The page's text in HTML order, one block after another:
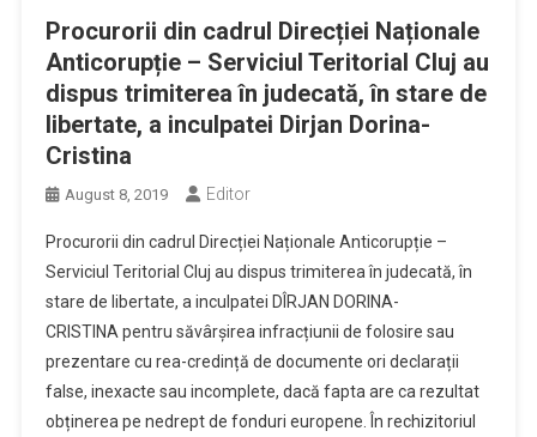
Procurorii din cadrul Direcției Naționale
Anticorupție – Serviciul Teritorial Cluj au
dispus trimiterea în judecată, în stare de
libertate, a inculpatei Dirjan Dorina-
Cristina
August 8, 2019 Editor
Procurorii din cadrul Direcției Naționale Anticorupție –
Serviciul Teritorial Cluj au dispus trimiterea în judecată, în
stare de libertate, a inculpatei DÎRJAN DORINA-
CRISTINA pentru săvârșirea infracțiunii de folosire sau
prezentare cu rea-credință de documente ori declarații
false, inexacte sau incomplete, dacă fapta are ca rezultat
obținerea pe nedrept de fonduri europene. În rechizitoriul